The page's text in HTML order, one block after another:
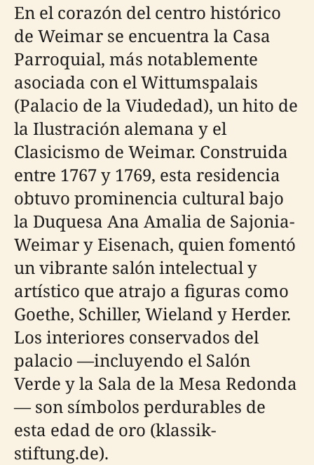
En el corazón del centro histórico
de Weimar se encuentra la Casa
Parroquial, más notablemente
asociada con el Wittumspalais
(Palacio de la Viudedad), un hito de
la Ilustración alemana y el
Clasicismo de Weimar. Construida
entre 1767 y 1769, esta residencia
obtuvo prominencia cultural bajo
la Duquesa Ana Amalia de Sajonia-
Weimar y Eisenach, quien fomentó
un vibrante salón intelectual y
artístico que atrajo a figuras como
Goethe, Schiller, Wieland y Herder.
Los interiores conservados del
palacio —incluyendo el Salón
Verde y la Sala de la Mesa Redonda
— son símbolos perdurables de
esta edad de oro (klassik-
stiftung.de).